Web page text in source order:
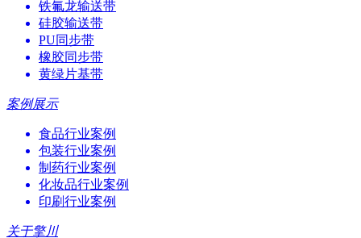
铁氟龙输送带
硅胶输送带
PU同步带
橡胶同步带
黄绿片基带
案例展示
食品行业案例
包装行业案例
制药行业案例
化妆品行业案例
印刷行业案例
关于擎川